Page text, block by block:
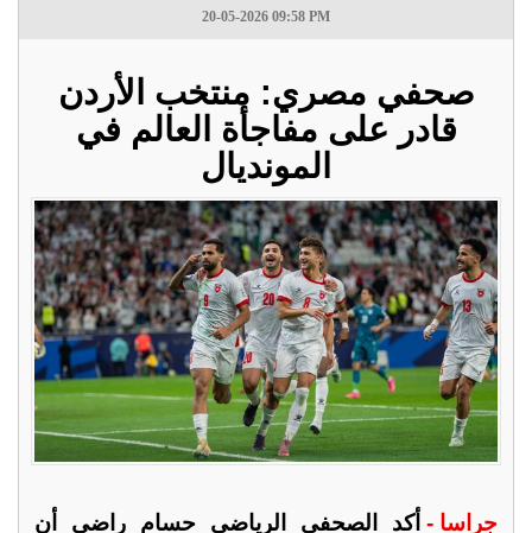
20-05-2026 09:58 PM
صحفي مصري: منتخب الأردن
قادر على مفاجأة العالم في
المونديال
جراسا - أكد الصحفي الرياضي حسام راضي أن